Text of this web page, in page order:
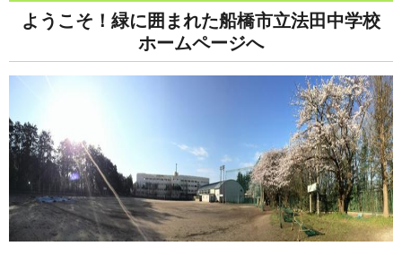
ようこそ！緑に囲まれた船橋市立法田中学校
ホームページへ